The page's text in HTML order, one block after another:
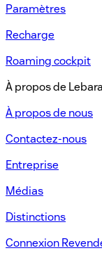
Paramètres​
Recharge​
Roaming cockpit
À propos de Lebara​
À propos de nous​
Contactez-nous​
Entreprise
Médias
Distinctions​
Connexion